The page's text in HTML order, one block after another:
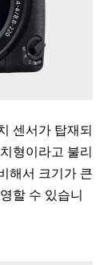
센서가 탑재되
형이라고 불리
해서 크기가 큰
할 수 있습니